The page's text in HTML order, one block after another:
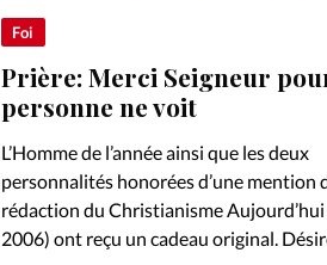
Foi
Prière: Merci Seigneur
personne ne voit
L’Homme de l’année ainsi que les deux
personnalités honorées d’une mention
rédaction du Christianisme
2006) ont reçu un cadeau original.